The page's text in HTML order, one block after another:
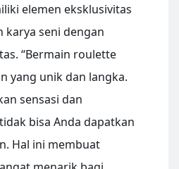
elemen eksklusivitas
karya seni dengan
“Bermain roulette
yang unik dan langka.
sensasi dan
bisa Anda dapatkan
Hal ini membuat